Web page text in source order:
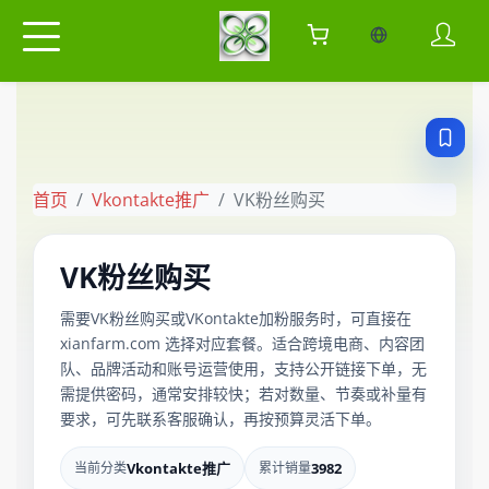
当前语言：中
首页 Vkontakte推广 VK粉丝购买
VK粉丝购买
需要VK粉丝购买或VKontakte加粉服务时，可直接在
xianfarm.com 选择对应套餐。适合跨境电商、内容团
队、品牌活动和账号运营使用，支持公开链接下单，无
需提供密码，通常安排较快；若对数量、节奏或补量有
要求，可先联系客服确认，再按预算灵活下单。
当前分类Vkontakte推广 累计销量3982